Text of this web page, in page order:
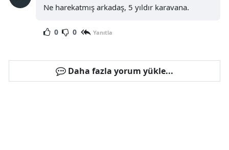
Ne harekatmış arkadaş, 5 yıldır karavana.
0 0 Yanıtla
Daha fazla yorum yükle...